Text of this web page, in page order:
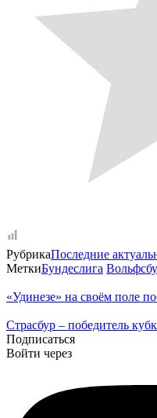
РубрикаПоследние
МеткиБундеслига
«Удинезе» на своём поле
Страсбур – победитель
Подписаться
Войти через